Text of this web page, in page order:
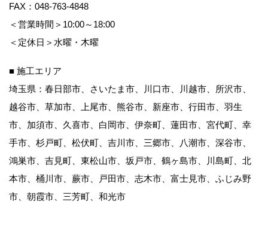
FAX：048-763-4848
＜営業時間＞10:00～18:00
＜定休日＞水曜・木曜
■ 施工エリア
埼玉県：春日部市、さいたま市、川口市、川越市、所沢市、
越谷市、草加市、上尾市、熊谷市、新座市、行田市、羽生
市、加須市、久喜市、白岡市、伊奈町、蓮田市、宮代町、幸
手市、杉戸町、松伏町、吉川市、三郷市、八潮市、深谷市、
鴻巣市、吉見町、東松山市、坂戸市、鶴ヶ島市、川島町、北
本市、桶川市、蕨市、戸田市、志木市、富士見市、ふじみ野
市、朝霞市、三芳町、和光市